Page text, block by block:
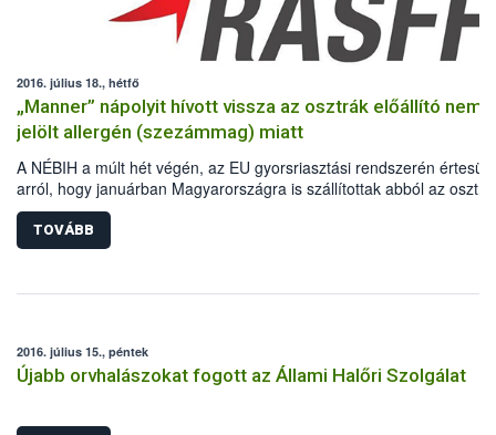
2016. július 18., hétfő
„Manner” nápolyit hívott vissza az osztrák előállító nem
jelölt allergén (szezámmag) miatt
A NÉBIH a múlt hét végén, az EU gyorsriasztási rendszerén értesült
arról, hogy januárban Magyarországra is szállítottak abból az
Manner nápolyiból, melynek csomagolásán nem jelölték, hogy
szezámmagot tartalmaz.
TOVÁBB
2016. július 15., péntek
Újabb orvhalászokat fogott az Állami Halőri Szolgálat